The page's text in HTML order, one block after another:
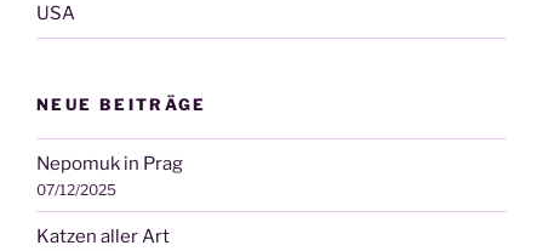
USA
NEUE BEITRÄGE
Nepomuk in Prag
07/12/2025
Katzen aller Art